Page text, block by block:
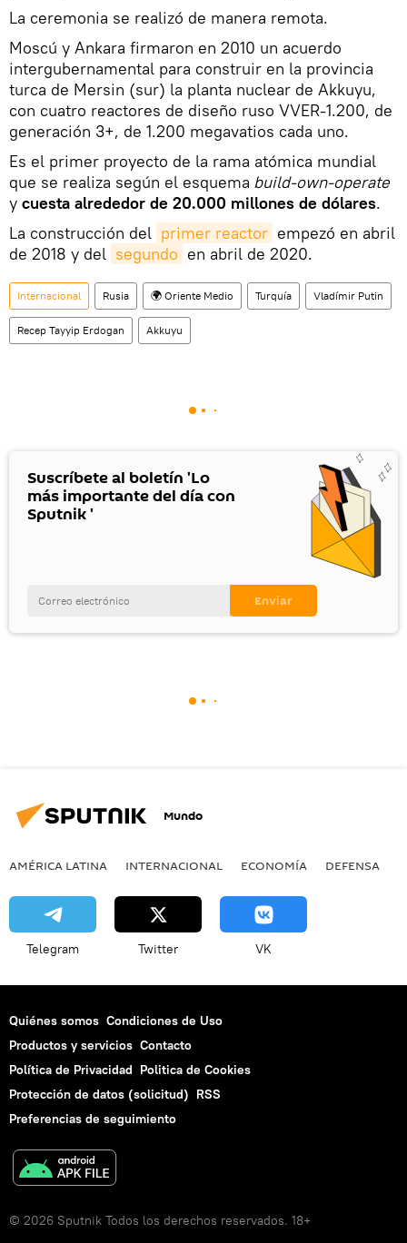
La ceremonia se realizó de manera remota.
Moscú y Ankara firmaron en 2010 un acuerdo
intergubernamental para construir en la provincia
turca de Mersin (sur) la planta nuclear de Akkuyu,
con cuatro reactores de diseño ruso VVER-1.200, de
generación 3+, de 1.200 megavatios cada uno.
Es el primer proyecto de la rama atómica mundial
que se realiza según el esquema build-own-operate
y cuesta alrededor de 20.000 millones de dólares.
La construcción del primer reactor empezó en abril
de 2018 y del segundo en abril de 2020.
Internacional Rusia 🌍 Oriente Medio Turquía Vladímir Putin
Recep Tayyip Erdogan Akkuyu
Suscríbete al boletín 'Lo
más importante del día con
Sputnik '
Mundo
AMÉRICA LATINA INTERNACIONAL ECONOMÍA DEFENSA
Telegram Twitter VK
Quiénes somos Condiciones de Uso
Productos y servicios Contacto
Política de Privacidad Politica de Cookies
Protección de datos (solicitud) RSS
Preferencias de seguimiento
© 2026 Sputnik Todos los derechos reservados. 18+